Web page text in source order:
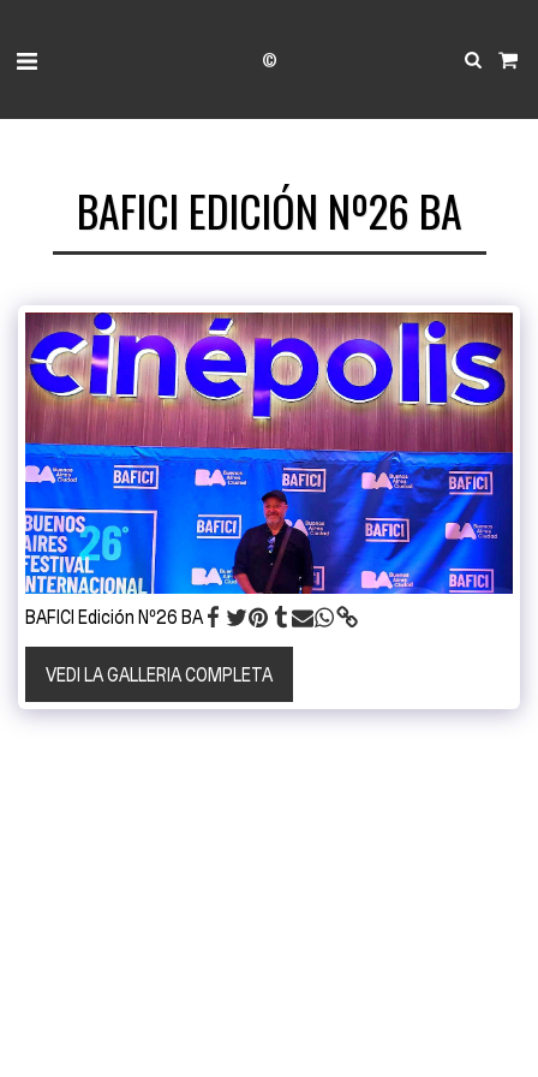
©
BAFICI EDICIÓN Nº26 BA
BAFICI Edición Nº26 BA
VEDI LA GALLERIA COMPLETA